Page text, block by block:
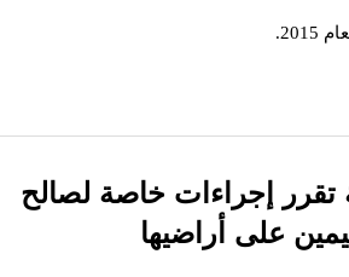
تقرر إجراءات خاصة لصالح
على أراضيها